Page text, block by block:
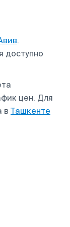
.
доступно
цен. Для
в Ташкенте